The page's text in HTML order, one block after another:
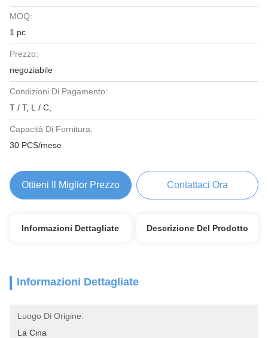
MOQ:
1 pc
Prezzo:
negoziabile
Condizioni Di Pagamento:
T / T, L / C,
Capacità Di Fornitura:
30 PCS/mese
Ottieni Il Miglior Prezzo Contattaci Ora
Informazioni Dettagliate Descrizione Del Prodotto
Informazioni Dettagliate
Luogo Di Origine:
La Cina